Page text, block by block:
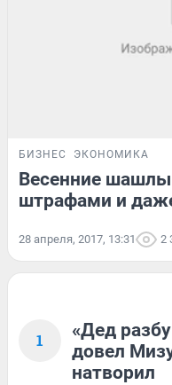
БИЗНЕС ЭКОНОМИКА
Весенние
штрафами и
28 апреля, 2017, 13:31 2
1
«Дед
довел
натворил